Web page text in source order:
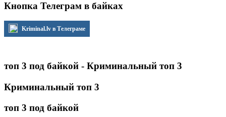
Кнопка Телеграм в байках
Kriminal.lv в Телеграме
топ 3 под байкой - Криминальный топ 3
Криминальный топ 3
топ 3 под байкой